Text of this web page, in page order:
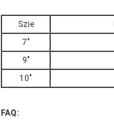
Szie
7"
9"
10"
FAQ: